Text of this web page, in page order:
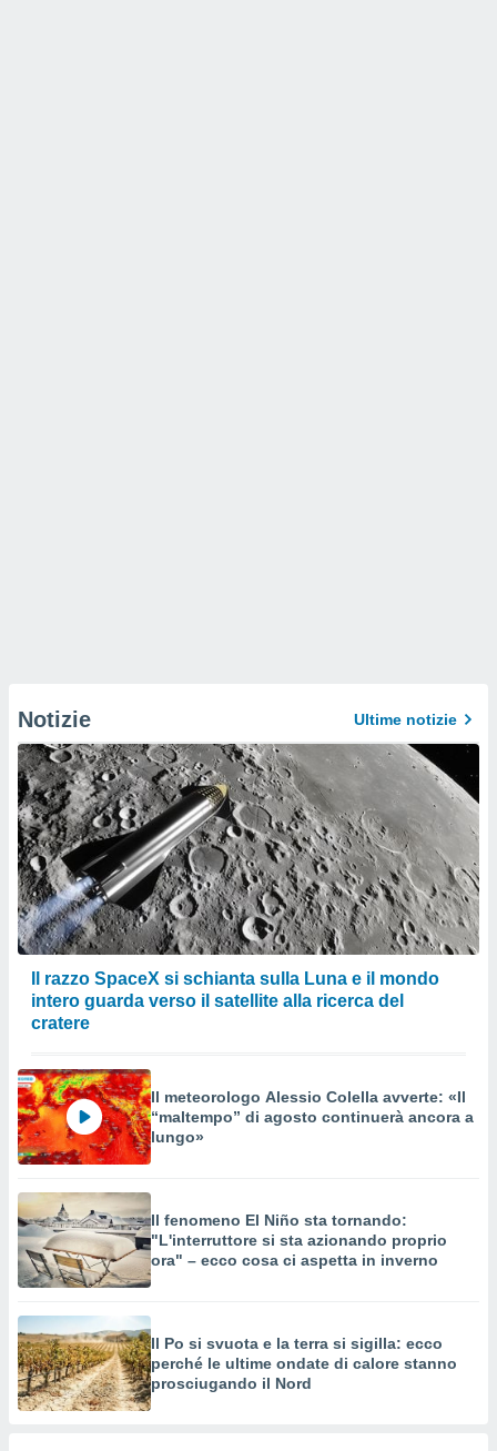
Notizie Ultime notizie
Il razzo SpaceX si schianta sulla Luna e il mondo
intero guarda verso il satellite alla ricerca del
cratere
Il meteorologo Alessio Colella avverte: «Il
“maltempo” di agosto continuerà ancora a
lungo»
Il fenomeno El Niño sta tornando:
"L'interruttore si sta azionando proprio
ora" – ecco cosa ci aspetta in inverno
Il Po si svuota e la terra si sigilla: ecco
perché le ultime ondate di calore stanno
prosciugando il Nord